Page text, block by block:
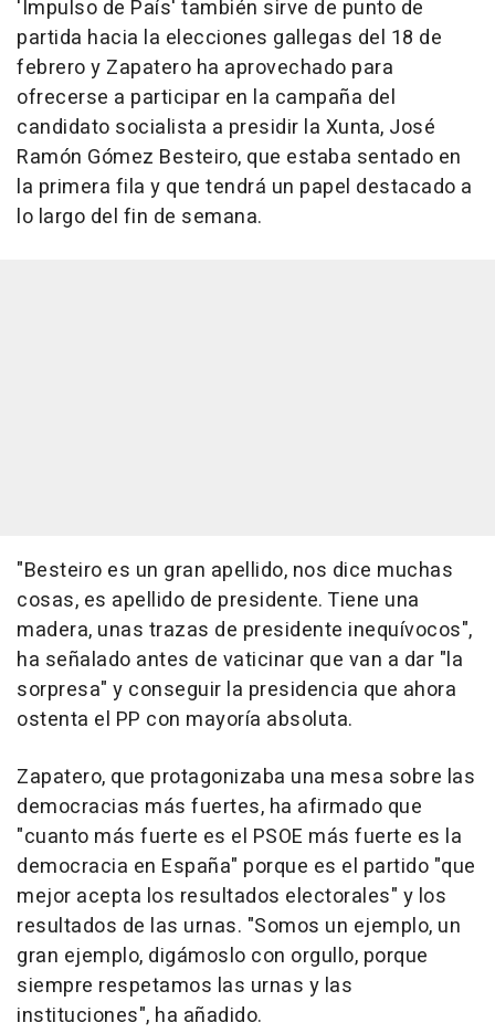
'Impulso de País' también sirve de punto de
partida hacia la elecciones gallegas del 18 de
febrero y Zapatero ha aprovechado para
ofrecerse a participar en la campaña del
candidato socialista a presidir la Xunta, José
Ramón Gómez Besteiro, que estaba sentado en
la primera fila y que tendrá un papel destacado a
lo largo del fin de semana.
"Besteiro es un gran apellido, nos dice muchas
cosas, es apellido de presidente. Tiene una
madera, unas trazas de presidente inequívocos",
ha señalado antes de vaticinar que van a dar "la
sorpresa" y conseguir la presidencia que ahora
ostenta el PP con mayoría absoluta.
Zapatero, que protagonizaba una mesa sobre las
democracias más fuertes, ha afirmado que
"cuanto más fuerte es el PSOE más fuerte es la
democracia en España" porque es el partido "que
mejor acepta los resultados electorales" y los
resultados de las urnas. "Somos un ejemplo, un
gran ejemplo, digámoslo con orgullo, porque
siempre respetamos las urnas y las
instituciones", ha añadido.